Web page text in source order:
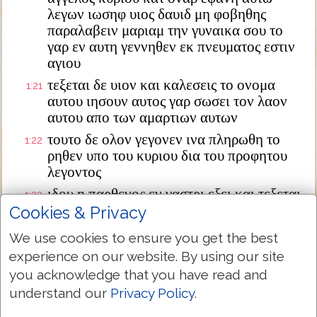
λεγων ιωσηφ υιος δαυιδ μη φοβηθης
παραλαβειν μαριαμ την γυναικα σου το
γαρ εν αυτη γεννηθεν εκ πνευματος εστιν
αγιου
1:21 τεξεται δε υιον και καλεσεις το ονομα
αυτου ιησουν αυτος γαρ σωσει τον λαον
αυτου απο των αμαρτιων αυτων
1:22 τουτο δε ολον γεγονεν ινα πληρωθη το
ρηθεν υπο του κυριου δια του προφητου
λεγοντος
1:23 ιδου η παρθενος εν γαστρι εξει και τεξεται
υιον και καλεσουσιν το ονομα αυτου
εμμανουηλ ο εστιν μεθερμηνευομενον μεθ
ημων ο θεος
1:24 διεγερθεις δε ο ιωσηφ απο του υπνου
εποιησεν ως προσεταξεν αυτω ο αγγελος
κυριου και παρελαβεν την γυναικα αυτου
Cookies & Privacy
We use cookies to ensure you get the best
experience on our website. By using our site
you acknowledge that you have read and
understand our Privacy Policy.